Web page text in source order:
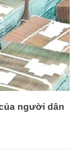
người dân